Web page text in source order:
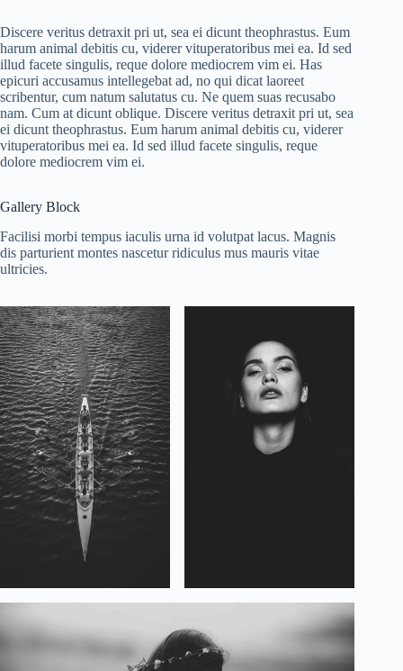
Discere veritus detraxit pri ut, sea ei dicunt theophrastus. Eum
harum animal debitis cu, viderer vituperatoribus mei ea. Id sed
illud facete singulis, reque dolore mediocrem vim ei. Has
epicuri accusamus intellegebat ad, no qui dicat laoreet
scribentur, cum natum salutatus cu. Ne quem suas recusabo
nam. Cum at dicunt oblique. Discere veritus detraxit pri ut, sea
ei dicunt theophrastus. Eum harum animal debitis cu, viderer
vituperatoribus mei ea. Id sed illud facete singulis, reque
dolore mediocrem vim ei.
Gallery Block
Facilisi morbi tempus iaculis urna id volutpat lacus. Magnis
dis parturient montes nascetur ridiculus mus mauris vitae
ultricies.